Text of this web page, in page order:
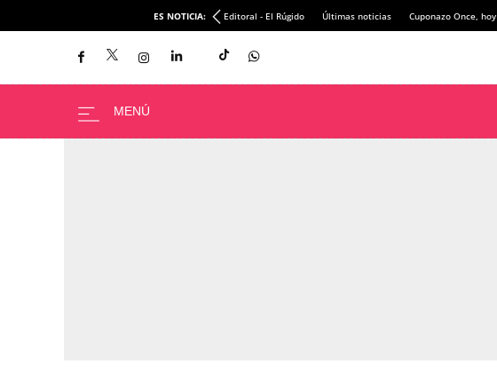
ES NOTICIA: Editoral - El Rúgido Últimas noticias Cuponazo Once, hoy